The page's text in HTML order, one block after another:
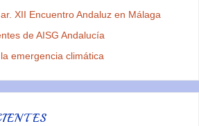
XII Encuentro Andaluz en Málaga
de AISG Andalucía
emergencia climática